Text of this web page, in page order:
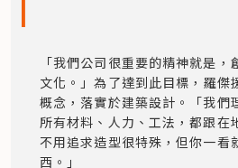
「我們公司很重要的精神就是
文化。」為了達到此目標，羅傑
概念，落實於建築設計。「我們
所有材料、人力、工法，都跟在
不用追求造型很特殊，但你一看
西。」